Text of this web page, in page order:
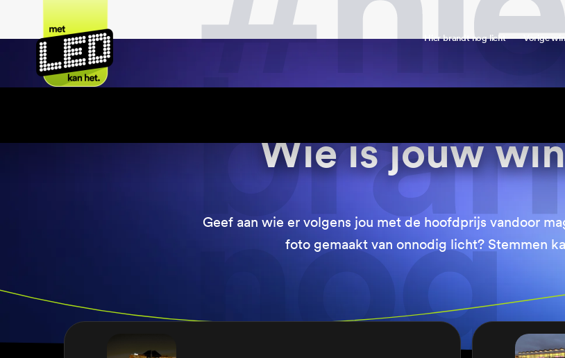
Hier brandt nog licht Vorige
Wie is jouw
Geef aan wie er volgens jou met de hoofdprijs vandoor
foto gemaakt van onnodig licht? Stemmen